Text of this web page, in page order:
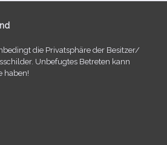
die Privatsphäre der Besitzer/​
Unbefugtes Betreten kann
haben!